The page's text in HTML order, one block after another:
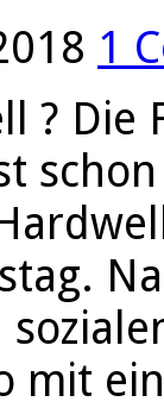
1
? Die
mit